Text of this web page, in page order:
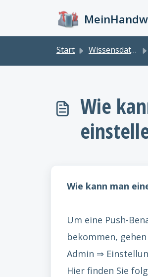
Start Wissensdatenbank
Wie
Wie kann man
Um eine Push-
bekommen,
Admin ⇒
Hier finden Sie